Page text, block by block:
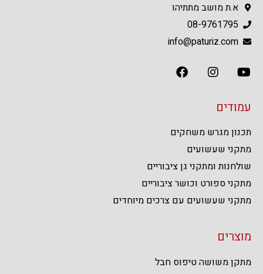
א.ת מושב מתתיהו
08-9761795
info@paturiz.com
עמודים
תכנון מגרש משחקים
מתקני שעשועים
שולחנות ומתקני גן ציבוריים
מתקני ספורט וכושר ציבוריים
מתקני שעשועים עם צרכים מיוחדים
מוצרים
מתקן משושה טיפוס חבל